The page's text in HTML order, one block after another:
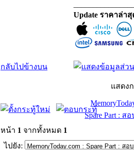
Update ราคาล่า
กลับไปข้างบน
แสดง
Spare Part : ส
หน้า 1 จากทั้งหมด 1
ไปยัง: